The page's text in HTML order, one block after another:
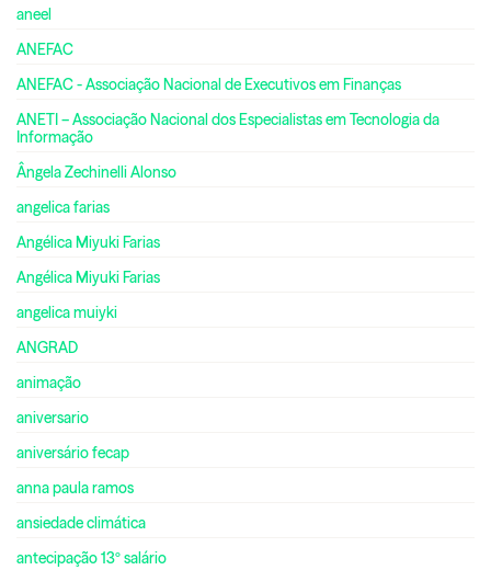
aneel
ANEFAC
ANEFAC - Associação Nacional de Executivos em Finanças
ANETI – Associação Nacional dos Especialistas em Tecnologia da
Informação
Ângela Zechinelli Alonso
angelica farias
Angélica Miyuki Farias
Angélica Miyuki Farias
angelica muiyki
ANGRAD
animação
aniversario
aniversário fecap
anna paula ramos
ansiedade climática
antecipação 13º salário